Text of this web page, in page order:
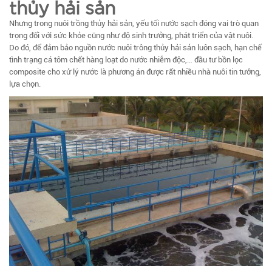
thủy hải sản
Nhưng trong nuôi trồng thủy hải sản, yếu tối nước sạch đóng vai trò quan
trọng đối với sức khỏe cũng như độ sinh trưởng, phát triển của vật nuôi.
Do đó, để đảm bảo nguồn nước nuôi trông thủy hải sản luôn sạch, hạn chế
tình trạng cá tôm chết hàng loạt do nước nhiễm độc,… đầu tư bồn lọc
composite cho xử lý nước là phương án được rất nhiều nhà nuôi tin tưởng,
lựa chọn.